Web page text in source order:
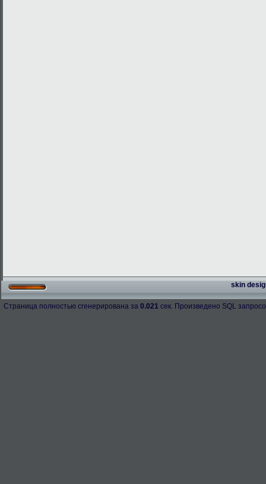
skin
Страница полностью сгенерирована за 0.021 сек. Произведено SQL